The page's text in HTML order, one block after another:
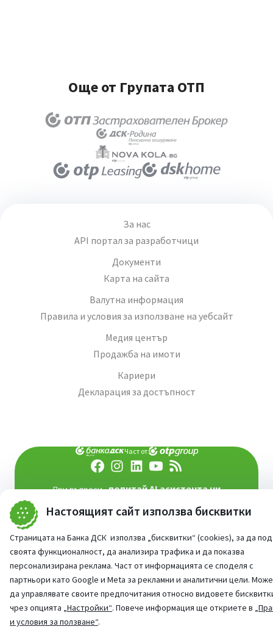
Настоящият сайт използва бисквитки
Страницата на Банка ДСК използва „бисквитки“ (cookies), за да
своята функционалност, да анализира трафика и да показва
персонализирана реклама. Част от информацията се споделя с
партньори като Google и Meta за рекламни и аналитични цели.
да управлявате своите предпочитания относно видовете
чрез опцията „Настройки“. Повече информация ще откриете в
и условия за ползване“.
Още от Групата ОТП
За нас
API портал за разработчици
Документи
Карта на сайта
Валутна информация
Правила и условия за използване на уебсайт
Медия център
Продажба на имоти
Кариери
Декларация за достъпност
Част от:
При въпроси -попитай AI асистента ни
© 2026Всички права запазени
Сайт от:StudioX